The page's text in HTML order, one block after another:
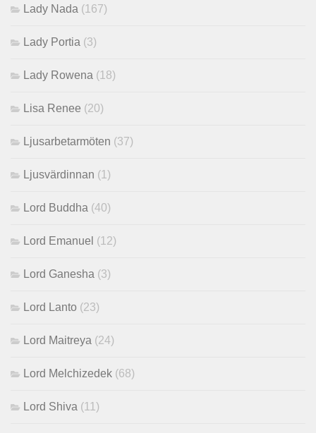
Lady Nada (167)
Lady Portia (3)
Lady Rowena (18)
Lisa Renee (20)
Ljusarbetarmöten (37)
Ljusvärdinnan (1)
Lord Buddha (40)
Lord Emanuel (12)
Lord Ganesha (3)
Lord Lanto (23)
Lord Maitreya (24)
Lord Melchizedek (68)
Lord Shiva (11)